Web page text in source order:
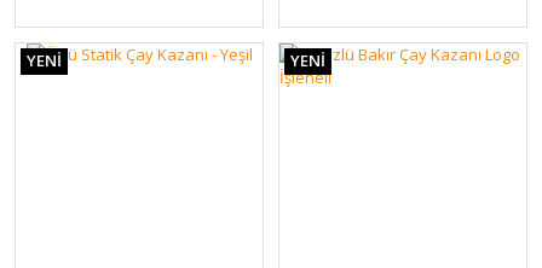
YENİ YENİ